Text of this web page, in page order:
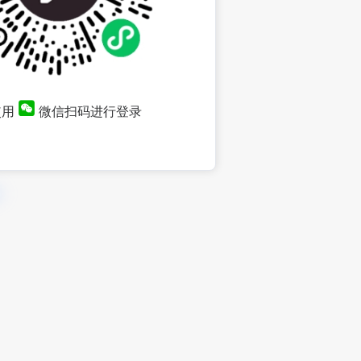
微信扫码进行登录